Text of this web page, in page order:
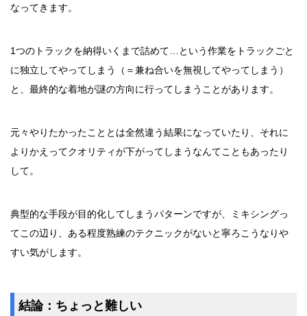
なってきます。
1つのトラックを納得いくまで詰めて…という作業をトラックごと
に独立してやってしまう（＝兼ね合いを無視してやってしまう）
と、最終的な着地が謎の方向に行ってしまうことがあります。
元々やりたかったこととは全然違う結果になっていたり、それに
よりかえってクオリティが下がってしまうなんてこともあったり
して。
典型的な手段が目的化してしまうパターンですが、ミキシングっ
てこの辺り、ある程度熟練のテクニックがないと寧ろこうなりや
すい気がします。
結論：ちょっと難しい